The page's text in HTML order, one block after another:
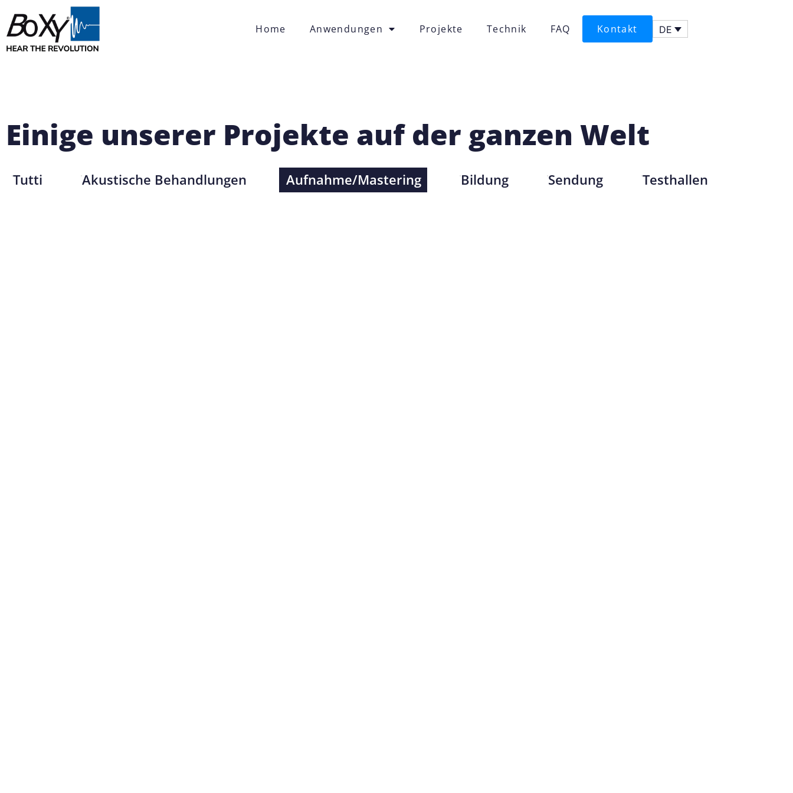
Home Anwendungen Projekte Technik FAQ Kontakt DE
Einige unserer Projekte auf der ganzen Welt
Tutti Akustische Behandlungen Aufnahme/Mastering Bildung Sendung Testhallen